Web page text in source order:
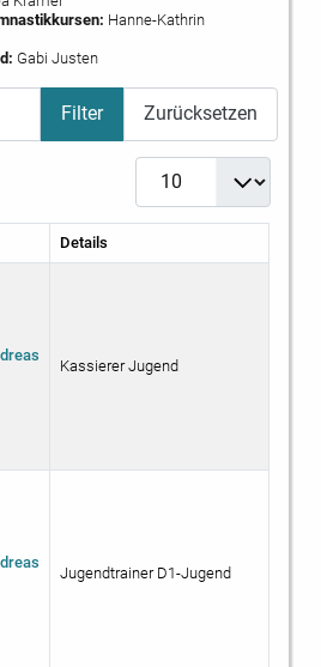
Hanne-Kathrin
Gabi Justen
Filter Zurücksetzen
Anzeige #
Details
Kassierer Jugend
Jugendtrainer D1-Jugend